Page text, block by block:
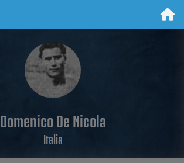
Domenico De Nicola
Italia